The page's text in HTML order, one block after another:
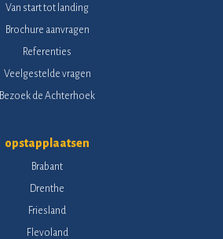
Van start tot landing
Brochure aanvragen
Referenties
Veelgestelde vragen
Bezoek de Achterhoek
opstapplaatsen
Brabant
Drenthe
Friesland
Flevoland